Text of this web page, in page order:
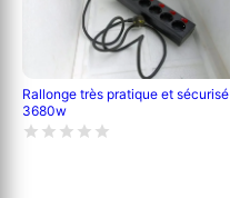
Rallonge très pratique et sécurisé
3680w